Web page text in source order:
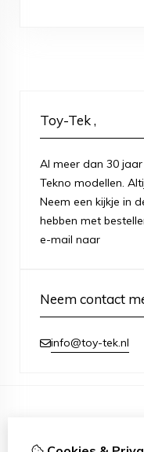
Toy-Tek ,
Al meer dan 30
Tekno modellen.
Neem een kijkje in
hebben met
e-mail naar
Neem contact
info@toy-tek.nl